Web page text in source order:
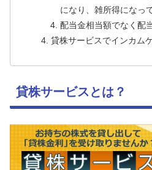
になり、雑所得になっ
配当金相当額でなく配
貸株サービスでインカム
貸株サービスとは？